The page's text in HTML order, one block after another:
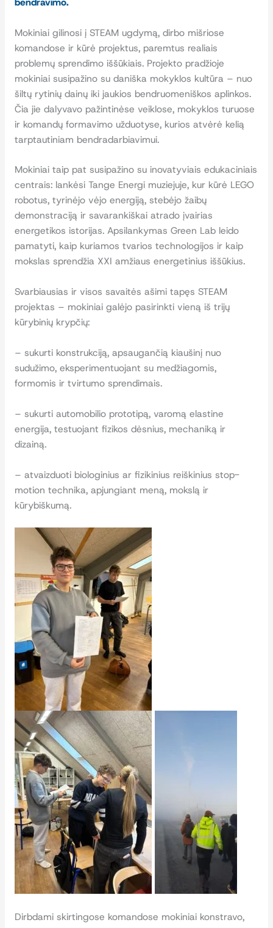
Mokiniai gilinosi į STEAM ugdymą, dirbo mišriose
komandose ir kūrė projektus, paremtus realiais
problemų sprendimo iššūkiais. Projekto pradžioje
mokiniai susipažino su daniška mokyklos kultūra – nuo
šiltų rytinių dainų iki jaukios bendruomeniškos aplinkos.
Čia jie dalyvavo pažintinėse veiklose, mokyklos turuose
ir komandų formavimo užduotyse, kurios atvėrė kelią
tarptautiniam bendradarbiavimui.
Mokiniai taip pat susipažino su inovatyviais edukaciniais
centrais: lankėsi Tange Energi muziejuje, kur kūrė LEGO
robotus, tyrinėjo vėjo energiją, stebėjo žaibų
demonstraciją ir savarankiškai atrado įvairias
energetikos istorijas. Apsilankymas Green Lab leido
pamatyti, kaip kuriamos tvarios technologijos ir kaip
mokslas sprendžia XXI amžiaus energetinius iššūkius.
Svarbiausias ir visos savaitės ašimi tapęs STEAM
projektas – mokiniai galėjo pasirinkti vieną iš trijų
kūrybinių krypčių:
– sukurti konstrukciją, apsaugančią kiaušinį nuo
sudužimo, eksperimentuojant su medžiagomis,
formomis ir tvirtumo sprendimais.
– sukurti automobilio prototipą, varomą elastine
energija, testuojant fizikos dėsnius, mechaniką ir
dizainą.
– atvaizduoti biologinius ar fizikinius reiškinius stop-
motion technika, apjungiant meną, mokslą ir
kūrybiškumą.
Dirbdami skirtingose komandose mokiniai konstravo,